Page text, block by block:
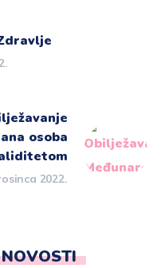
osoba
2022.